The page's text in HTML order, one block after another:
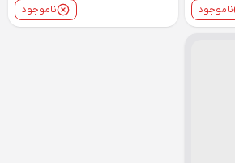
ناموجود ناموجود